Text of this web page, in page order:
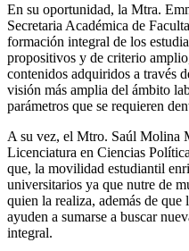
En su oportunidad, la Mtra.
Secretaria Académica de
formación integral de los
propositivos y de criterio
contenidos adquiridos a través
visión más amplia del ámbito
parámetros que se requieren
A su vez, el Mtro. Saúl Molina
Licenciatura en Ciencias
que, la movilidad estudiantil
universitarios ya que nutre de
quien la realiza, además de que
ayuden a sumarse a buscar
integral.